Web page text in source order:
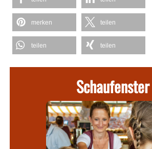
merken teilen
teilen teilen
Schaufenster